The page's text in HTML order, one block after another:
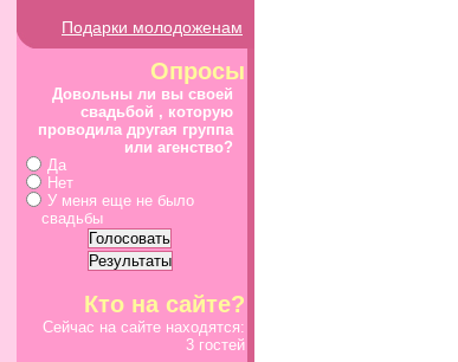
Подарки молодоженам
Опросы
Довольны ли вы своей
свадьбой , которую
проводила другая группа
или агенство?
Да
Нет
У меня еще не было
свадьбы
Кто на сайте?
Сейчас на сайте находятся:
3 гостей